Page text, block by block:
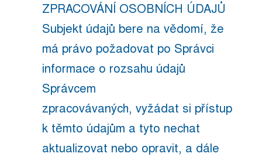
ZPRACOVÁNÍ OSOBNÍCH ÚDAJŮ
Subjekt údajů bere na vědomí, že
má právo požadovat po Správci
informace o rozsahu údajů
Správcem
zpracovávaných, vyžádat si přístup
k těmto údajům a tyto nechat
aktualizovat nebo opravit, a dále